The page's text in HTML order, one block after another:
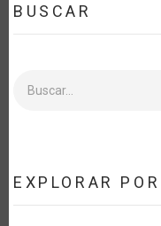
BUSCAR
EXPLORAR